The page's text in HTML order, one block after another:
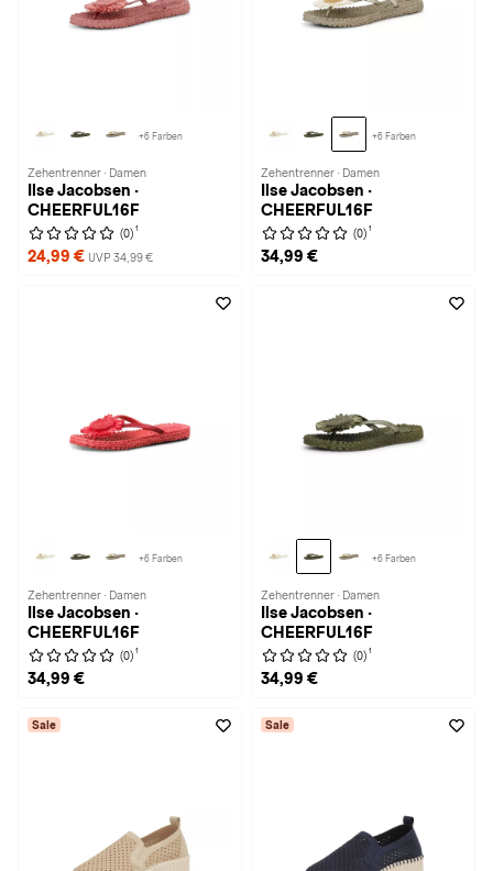
+6 Farben
Zehentrenner · Damen
Ilse Jacobsen ·
CHEERFUL16F
(0) 1
24,99 € UVP 34,99 €
+6 Farben
Zehentrenner · Damen
Ilse Jacobsen ·
CHEERFUL16F
(0) 1
34,99 €
+6 Farben
Zehentrenner · Damen
Ilse Jacobsen ·
CHEERFUL16F
(0) 1
34,99 €
+6 Farben
Zehentrenner · Damen
Ilse Jacobsen ·
CHEERFUL16F
(0) 1
34,99 €
Sale Sale